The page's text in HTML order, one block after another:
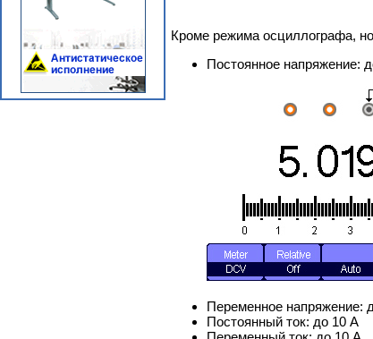
Кроме режима осциллографа,
Постоянное напряжение:
Переменное напряжение:
Постоянный ток: до 10 А